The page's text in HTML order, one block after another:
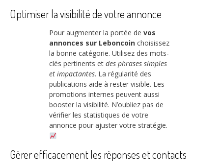
Optimiser la visibilité de votre annonce
Pour augmenter la portée de vos
annonces sur Leboncoin choisissez
la bonne catégorie. Utilisez des mots-
clés pertinents et des phrases simples
et impactantes. La régularité des
publications aide à rester visible. Les
promotions internes peuvent aussi
booster la visibilité. N’oubliez pas de
vérifier les statistiques de votre
annonce pour ajuster votre stratégie.
Gérer efficacement les réponses et contacts